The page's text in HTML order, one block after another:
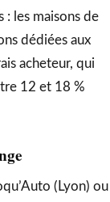
: les maisons de
dédiées aux
acheteur, qui
12 et 18 %
(Lyon) ou